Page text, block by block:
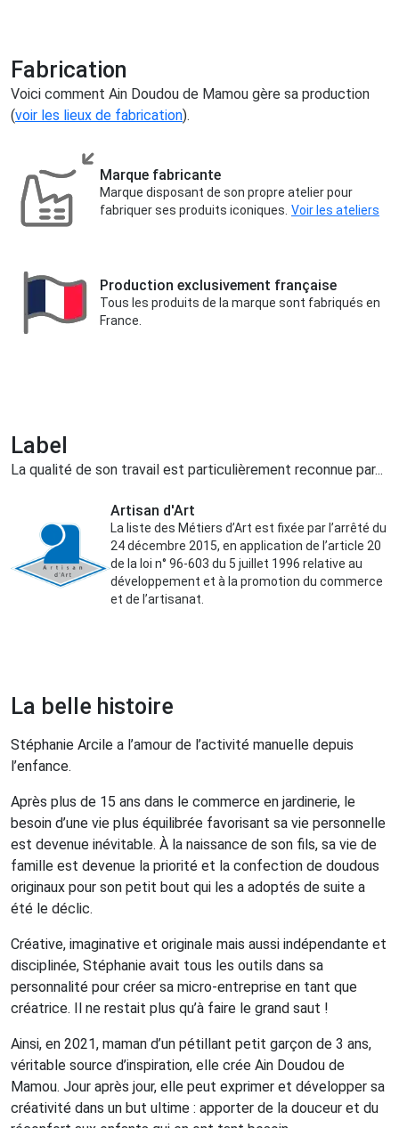
Fabrication
Voici comment Ain Doudou de Mamou gère sa production
(voir les lieux de fabrication).
Marque fabricante
Marque disposant de son propre atelier pour
fabriquer ses produits iconiques. Voir les ateliers
Production exclusivement française
Tous les produits de la marque sont fabriqués en
France.
Label
La qualité de son travail est particulièrement reconnue par...
Artisan d'Art
La liste des Métiers d’Art est fixée par l’arrêté du
24 décembre 2015, en application de l’article 20
de la loi n° 96-603 du 5 juillet 1996 relative au
développement et à la promotion du commerce
et de l’artisanat.
La belle histoire
Stéphanie Arcile a l’amour de l’activité manuelle depuis
l’enfance.
Après plus de 15 ans dans le commerce en jardinerie, le
besoin d’une vie plus équilibrée favorisant sa vie personnelle
est devenue inévitable. À la naissance de son fils, sa vie de
famille est devenue la priorité et la confection de doudous
originaux pour son petit bout qui les a adoptés de suite a
été le déclic.
Créative, imaginative et originale mais aussi indépendante et
disciplinée, Stéphanie avait tous les outils dans sa
personnalité pour créer sa micro-entreprise en tant que
créatrice. Il ne restait plus qu’à faire le grand saut !
Ainsi, en 2021, maman d’un pétillant petit garçon de 3 ans,
véritable source d’inspiration, elle crée Ain Doudou de
Mamou. Jour après jour, elle peut exprimer et développer sa
créativité dans un but ultime : apporter de la douceur et du